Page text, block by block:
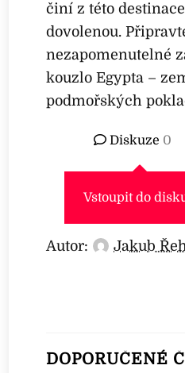
činí z této
dovolenou.
nezapomenutelné
kouzlo Egypta –
podmořských
Diskuze 0
Vstoupit do
Autor: Jakub
DOPORUČENÉ